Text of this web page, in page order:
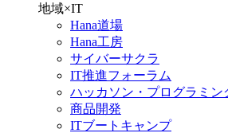
地域×IT
Hana道場
Hana工房
サイバーサクラ
IT推進フォーラム
ハッカソン・プログラミン
商品開発
ITブートキャンプ